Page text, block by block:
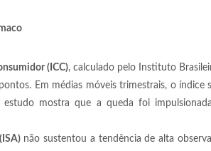
(ICC), calculado pelo Instituto
Em médias móveis trimestrais, o
estudo mostra que a queda foi
não sustentou a tendência de alta